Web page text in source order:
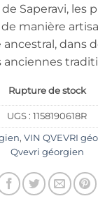
Saperavi, les
manière
dans
anciennes
Rupture de stock
UGS : 1158190618R
, VIN QVEVRI
Qvevri géorgien